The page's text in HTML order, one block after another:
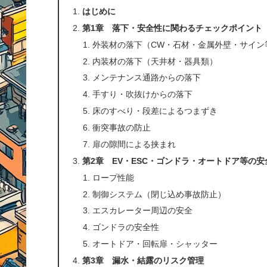
はじめに
第1章 落下・安全性に関わるチェックポイント
外装材の落下（CW・石材・金属外壁・サイン
内装材の落下（天井材・器具類）
メンテナンス通路からの落下
手すり・吹抜けからの落下
床のすべり・段差によるつまずき
衝突事故の防止
扉の隙間による挟まれ
第2章 EV・ESC・ゴンドラ・オートドア等の安
ロープ性能
制御システム（閉じ込め事故防止）
エスカレーター周辺の安全
ゴンドラの安全性
オートドア・回転扉・シャッター
第3章 漏水・結露のリスク管理